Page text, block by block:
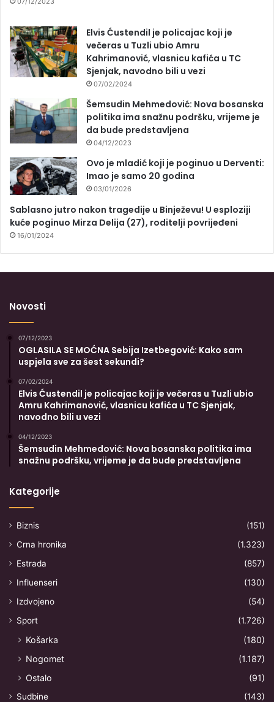
Elvis Ćustendil je policajac koji je
večeras u Tuzli ubio Amru
Kahrimanović, vlasnicu kafića u TC
Sjenjak, navodno bili u vezi
07/02/2024
Šemsudin Mehmedović: Nova bosanska
politika ima snažnu podršku, vrijeme je
da bude predstavljena
04/12/2023
Ovo je mladić koji je poginuo u Derventi:
Imao je samo 20 godina
03/01/2026
Sablasno jutro nakon tragedije u Binježevu! U esploziji
kuće poginuo Mirza Delija (27), roditelji povrijeđeni
16/01/2024
Novosti
07/12/2023
OGLASILA SE MOĆNA Sebija Izetbegović: Kako sam
uspjela sve za šest sekundi?
07/02/2024
Elvis Ćustendil je policajac koji je večeras u Tuzli ubio
Amru Kahrimanović, vlasnicu kafića u TC Sjenjak,
navodno bili u vezi
04/12/2023
Šemsudin Mehmedović: Nova bosanska politika ima
snažnu podršku, vrijeme je da bude predstavljena
Kategorije
Biznis
(151)
Crna hronika
(1.323)
Estrada
(857)
Influenseri
(130)
Izdvojeno
(54)
Sport
(1.726)
Košarka
(180)
Nogomet
(1.187)
Ostalo
(91)
Sudbine
(143)